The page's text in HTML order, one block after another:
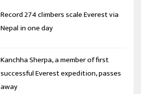
Record 274 climbers scale Everest via
Nepal in one day
Kanchha Sherpa, a member of first
successful Everest expedition, passes
away